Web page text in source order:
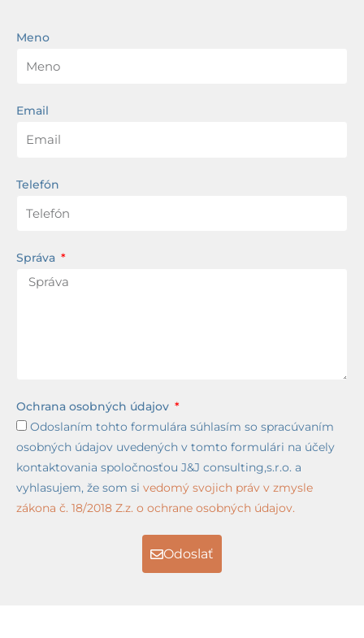
Meno
Email
Telefón
Správa
Ochrana osobných údajov
Odoslaním tohto formulára súhlasím so spracúvaním
osobných údajov uvedených v tomto formulári na účely
kontaktovania spoločnosťou J&J consulting,s.r.o. a
vyhlasujem, že som si vedomý svojich práv v zmysle
zákona č. 18/2018 Z.z. o ochrane osobných údajov.
Odoslať